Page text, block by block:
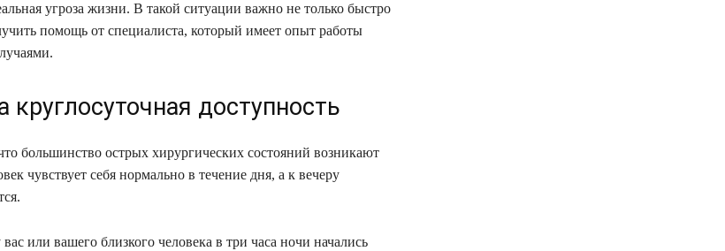
угроза жизни. В такой ситуации важно не только быстро
помощь от специалиста, который имеет опыт работы
доступность
большинство острых хирургических состояний возникают
чувствует себя нормально в течение дня, а к вечеру
или вашего близкого человека в три часа ночи начались